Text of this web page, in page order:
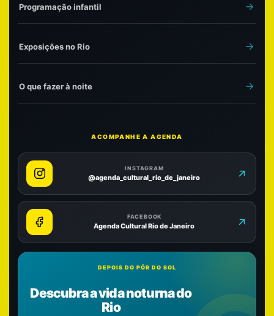
Programação infantil
Exposições no Rio
O que fazer à noite
ACOMPANHE A AGENDA
INSTAGRAM
@agenda_cultural_rio_de_janeiro
FACEBOOK
Agenda Cultural Rio de Janeiro
DEPOIS DO PÔR DO SOL
Descubra a vida noturna do
Rio